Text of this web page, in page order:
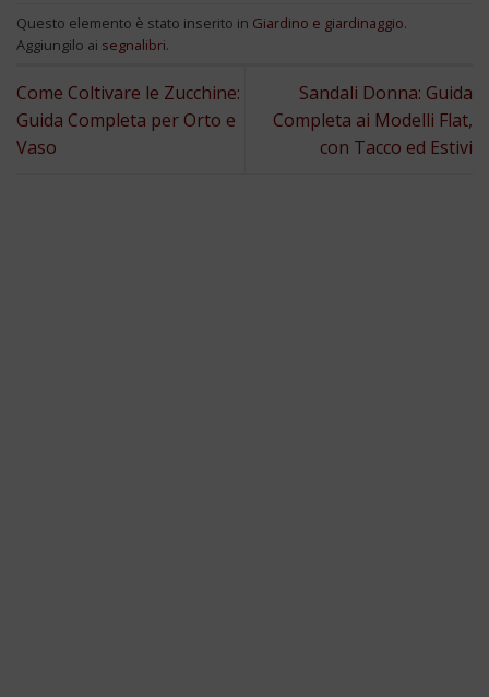
Questo elemento è stato inserito in Giardino e giardinaggio.
Aggiungilo ai segnalibri.
Come Coltivare le Zucchine:
Guida Completa per Orto e
Vaso
Sandali Donna: Guida
Completa ai Modelli Flat,
con Tacco ed Estivi